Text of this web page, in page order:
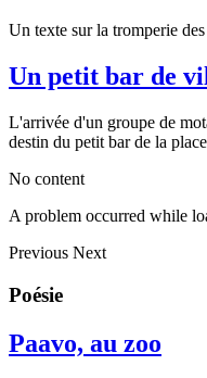
Un texte sur la tromperie des
Un petit bar de
L'arrivée d'un groupe de
destin du petit bar de la
No content
A problem occurred while
Previous Next
Poésie
Paavo, au zoo